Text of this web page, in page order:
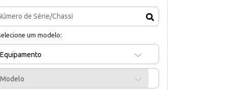
um modelo:
Equipamento
Modelo